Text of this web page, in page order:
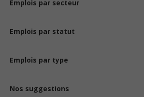
Emplois par secteur
Emplois par statut
Emplois par type
Nos suggestions